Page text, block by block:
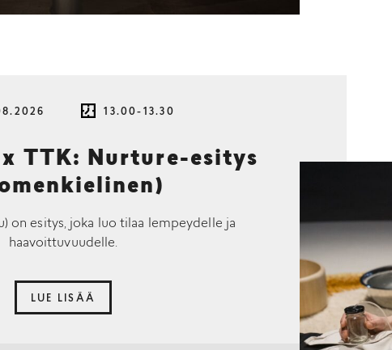
13.00-13.30
x TTK: Nurture-esitys
on esitys, joka luo tilaa lempeydelle ja
haavoittuvuudelle.
LUE LISÄÄ